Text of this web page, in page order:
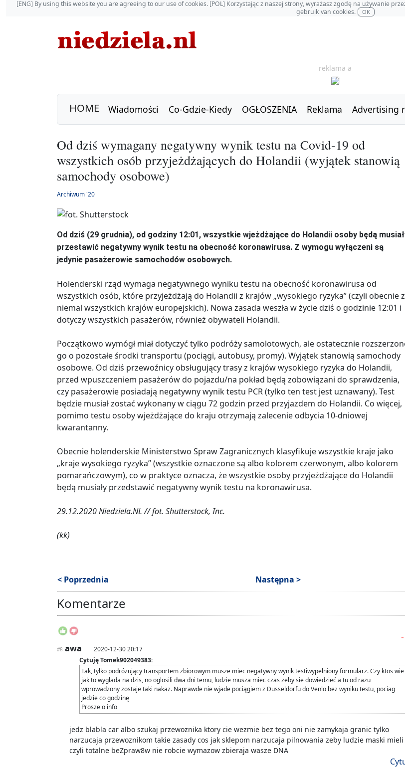
[ENG] By using this website you are agreeing to our use of cookies. [POL] Korzystając z naszej strony, wyrażasz zgodę na używanie
gebruik van cookies.
OK
reklama a
HOME Wiadomości Co-Gdzie-Kiedy OGŁOSZENIA Reklama Advertising
Od dziś wymagany negatywny wynik testu na Covid-19 od
wszystkich osób przyjeżdżających do Holandii (wyjątek stanowią
samochody osobowe)
Archiwum '20
Od dziś (29 grudnia), od godziny 12:01, wszystkie wjeżdżające do Holandii osoby będą
przestawić negatywny wynik testu na obecność koronawirusa. Z wymogu wyłączeni są
jedynie pasażerowie samochodów osobowych.
Holenderski rząd wymaga negatywnego wyniku testu na obecność koronawirusa od
wszystkich osób, które przyjeżdżają do Holandii z krajów „wysokiego ryzyka” (czyli obecnie z
niemal wszystkich krajów europejskich). Nowa zasada weszła w życie dziś o godzinie 12:01 i
dotyczy wszystkich pasażerów, również obywateli Holandii.
Początkowo wymógł miał dotyczyć tylko podróży samolotowych, ale ostatecznie
go o pozostałe środki transportu (pociągi, autobusy, promy). Wyjątek stanowią samochody
osobowe. Od dziś przewoźnicy obsługujący trasy z krajów wysokiego ryzyka do Holandii,
przed wpuszczeniem pasażerów do pojazdu/na pokład będą zobowiązani do sprawdzenia,
czy pasażerowie posiadają negatywny wynik testu PCR (tylko ten test jest uznawany). Test
będzie musiał zostać wykonany w ciągu 72 godzin przed przyjazdem do Holandii. Co więcej,
pomimo testu osoby wjeżdżające do kraju otrzymają zalecenie odbycia 10-dniowej
kwarantanny.
Obecnie holenderskie Ministerstwo Spraw Zagranicznych klasyfikuje wszystkie kraje jako
„kraje wysokiego ryzyka” (wszystkie oznaczone są albo kolorem czerwonym, albo kolorem
pomarańczowym), co w praktyce oznacza, że wszystkie osoby przyjeżdżające do Holandii
będą musiały przedstawić negatywny wynik testu na koronawirusa.
29.12.2020 Niedziela.NL // fot. Shutterstock, Inc.
(kk)
< Poprzednia Następna >
Komentarze
#8 awa
2020-12-30 20:17
Cytuję Tomek902049383:
Tak, tylko podróżujący transportem zbiorowym musze miec negatywny wynik testiwypelniony formularz. Czy ktos wie
jak to wyglada na dzis, no oglosili dwa dni temu, ludzie musza miec czas zeby sie dowiedzieć a tu od razu
wprowadzony zostaje taki nakaz. Naprawde nie wjade pociągiem z Dusseldorfu do Venlo bez wyniku testu, pociag
jedzie co godzinę
Prosze o info
jedz blabla car albo szukaj przewoznika ktory cie wezmie bez tego oni nie zamykaja granic tylko
narzucaja przewoznikom takie zasady cos jak sklepom narzucaja pilnowania zeby ludzie maski mieli
czyli totalne beZpraw8w nie robcie wymazow zbieraja wasze DNA